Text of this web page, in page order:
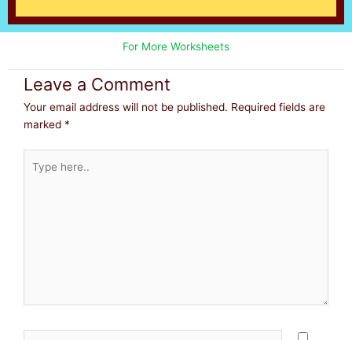
For More Worksheets
Leave a Comment
Your email address will not be published. Required fields are
marked *
here..